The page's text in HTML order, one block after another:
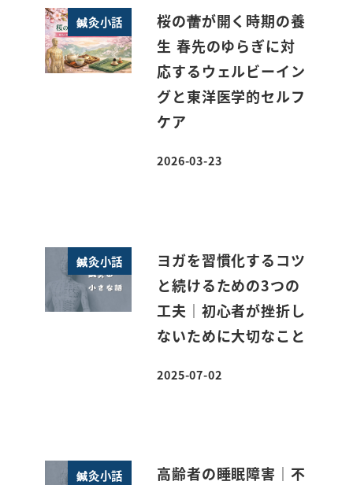
鍼灸小話
桜の蕾が開く時期の養
生 春先のゆらぎに対
応するウェルビーイン
グと東洋医学的セルフ
ケア
投稿日
2026-03-23
鍼灸小話
ヨガを習慣化するコツ
と続けるための3つの
工夫｜初心者が挫折し
ないために大切なこと
投稿日
2025-07-02
鍼灸小話
高齢者の睡眠障害｜不